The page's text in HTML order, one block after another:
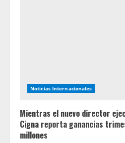
Noticias Internacionales
Mientras el nuevo director
Cigna reporta ganancias
millones